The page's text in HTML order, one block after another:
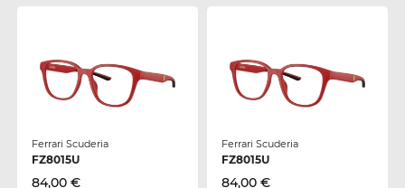
Ferrari Scuderia
FZ8015U
84,00 €
Ferrari Scuderia
FZ8015U
84,00 €